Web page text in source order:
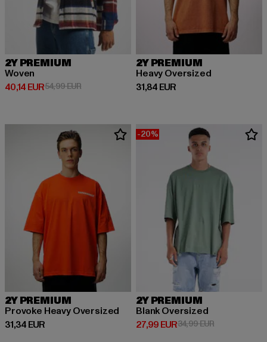
2Y PREMIUM
Woven
40,14 EUR
Derzeitiger Preis: 40,14 EUR
54,99 EURAktionspreis: 54,99 EUR
2Y PREMIUM
Heavy Oversized
31,84 EUR
Derzeitiger Preis: 31,84 EUR
2Y PREMIUM
Provoke Heavy Oversized
31,34 EUR
Derzeitiger Preis: 31,34 EUR
-20%
2Y PREMIUM
Blank Oversized
27,99 EUR
Derzeitiger Preis: 27,99 EUR
34,99 EURAktionspreis: